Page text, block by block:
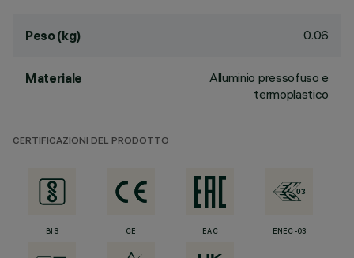
Peso (kg) 0.06
Materiale
Alluminio pressofuso e
termoplastico
CERTIFICAZIONI DEL PRODOTTO
BIS CE EAC ENEC-03